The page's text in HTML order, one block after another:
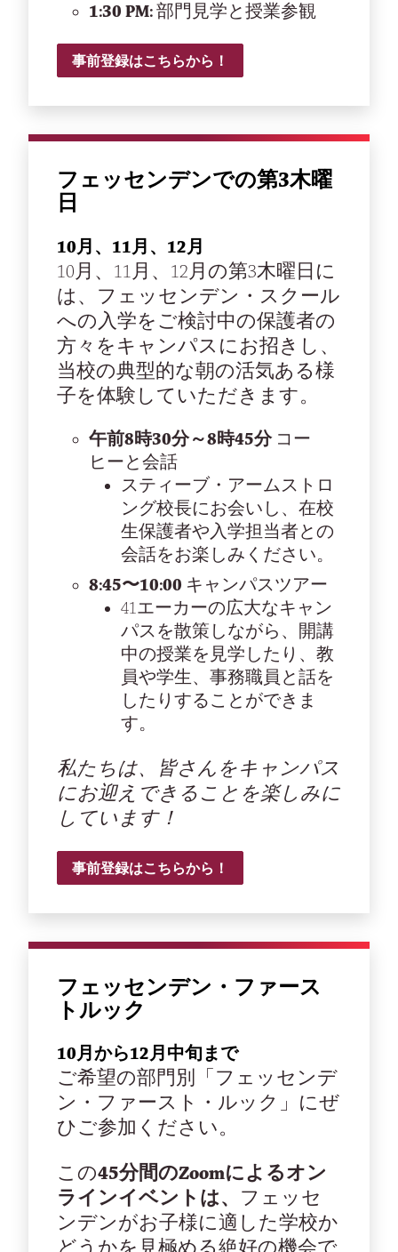
1:30 PM:部門見学と授業参観
事前登録はこちらから！
フェッセンデンでの第3木曜
日
10月、11月、12月
10月、11月、12月の第3木曜日に
は、フェッセンデン・スクール
への入学をご検討中の保護者の
方々をキャンパスにお招きし、
当校の典型的な朝の活気ある様
子を体験していただきます。
午前8時30分～8時45分コー
ヒーと会話
スティーブ・アームストロ
ング校長にお会いし、在校
生保護者や入学担当者との
会話をお楽しみください。
8:45〜10:00 キャンパスツアー
41エーカーの広大なキャン
パスを散策しながら、開講
中の授業を見学したり、教
員や学生、事務職員と話を
したりすることができま
す。
私たちは、皆さんをキャンパス
にお迎えできることを楽しみに
しています！
事前登録はこちらから！
フェッセンデン・ファース
トルック
10月から12月中旬まで
ご希望の部門別「フェッセンデ
ン・ファースト・ルック」にぜ
ひご参加ください。
この45分間のZoomによるオン
ラインイベントは、 フェッセ
ンデンがお子様に適した学校か